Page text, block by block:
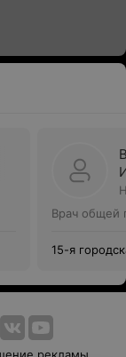
Врач общей
15-я